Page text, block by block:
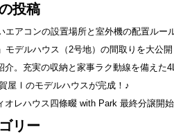
投稿
アコンの設置場所と室外機の配置ルー
デルハウス（2号地）の間取りを大公
。充実の収納と家事ラク動線を備えた
屋Ⅰのモデルハウスが完成！♪
オレハウス四條畷 with Park 最終分譲開始
リー